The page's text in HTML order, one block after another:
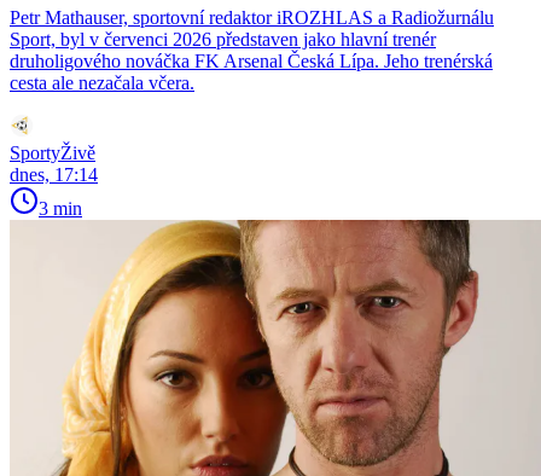
Petr Mathauser, sportovní redaktor iROZHLAS a Radiožurnálu
Sport, byl v červenci 2026 představen jako hlavní trenér
druholigového nováčka FK Arsenal Česká Lípa. Jeho trenérská
cesta ale nezačala včera.
SportyŽivě
dnes, 17:14
3 min